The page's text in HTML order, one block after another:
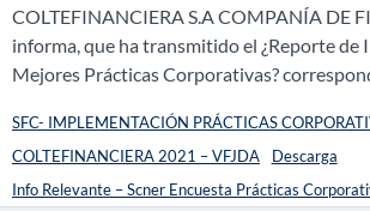
COLTEFINANCIERA S.A COMPANÍA DE
informa, que ha transmitido el ¿Reporte de
Mejores Prácticas Corporativas?
SFC- IMPLEMENTACIÓN PRÁCTICAS
COLTEFINANCIERA 2021 – VFJDA
Descarga
Info Relevante – Scner Encuesta Prácticas